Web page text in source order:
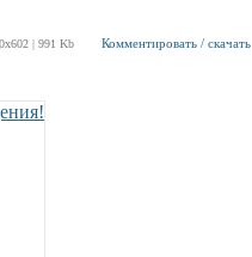
| 991 Kb Комментировать / скачать